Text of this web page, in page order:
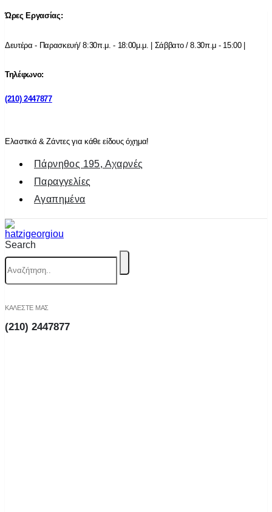
Ώρες Εργασίας:
Δευτέρα - Παρασκευή/ 8:30π.μ. - 18:00μ.μ. | Σάββατο / 8.30π.μ - 15:00 |
Τηλέφωνο:
(210) 2447877
Ελαστικά & Ζάντες για κάθε είδους όχημα!
Πάρνηθος 195, Αχαρνές
Παραγγελίες
Αγαπημένα
Search
ΚΑΛΕΣΤΕ ΜΑΣ
(210) 2447877